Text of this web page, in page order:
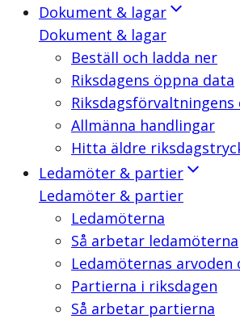
Dokument & lagar
Dokument & lagar
Beställ och ladda ner
Riksdagens öppna data
Allmänna handlingar
Hitta äldre
Ledamöter & partier
Ledamöter & partier
Ledamöterna
Så arbetar ledamöterna
Ledamöternas arvoden
Partierna i riksdagen
Så arbetar partierna